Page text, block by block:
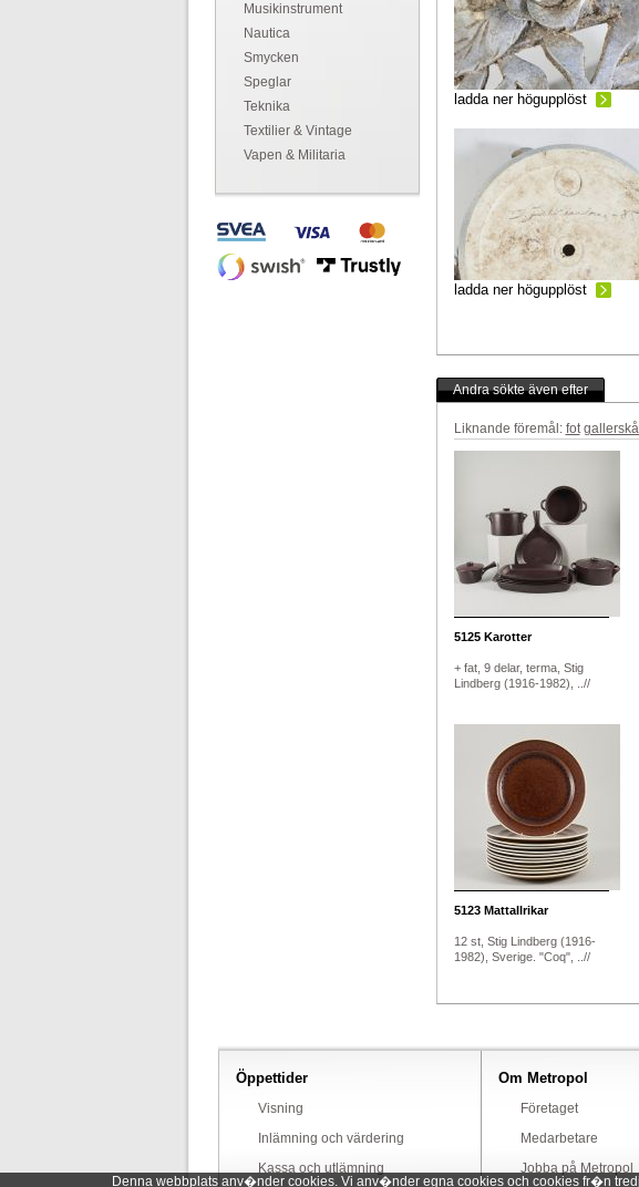
Denna webbplats anv�nder cookies. Vi anv�nder egna cookies och cookies fr�n
Musikinstrument
Nautica
Smycken
Speglar
Teknika
Textilier & Vintage
Vapen & Militaria
ladda ner högupplöst
ladda ner högupplöst
Andra sökte även efter
Liknande föremål: fot gallerskål
5125Karotter
+ fat, 9 delar, terma, Stig
Lindberg (1916-1982), ..//
5123Mattallrikar
12 st, Stig Lindberg (1916-
1982), Sverige. "Coq", ..//
Öppettider
Visning
Inlämning och värdering
Kassa och utlämning
Om Metropol
Företaget
Medarbetare
Jobba på Metropol